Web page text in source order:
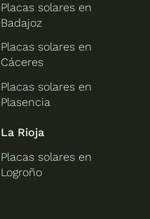
Placas solares en
Badajoz
Placas solares en
Cáceres
Placas solares en
Plasencia
La Rioja
Placas solares en
Logroño